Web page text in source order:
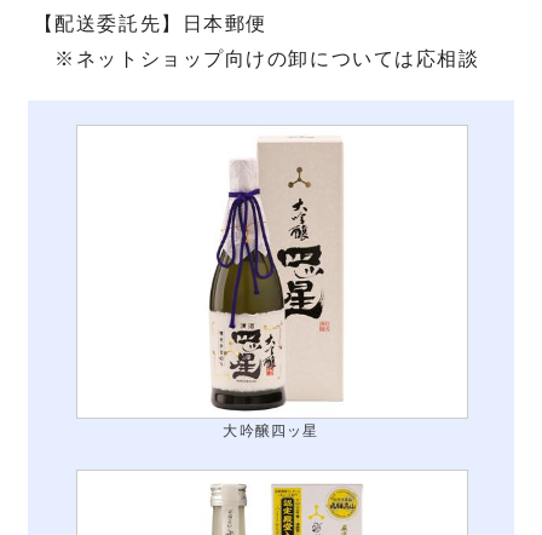
【配送委託先】日本郵便
※ネットショップ向けの卸については応相談
大吟醸四ッ星